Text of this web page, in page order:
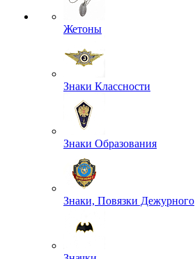
Жетоны
Знаки Классности
Знаки Образования
Знаки, Повязки Дежурного